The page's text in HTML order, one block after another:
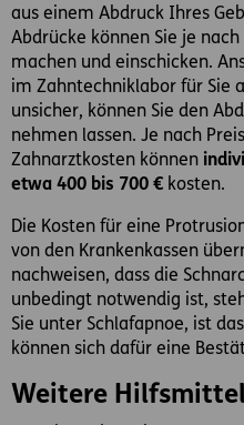
aus einem Abdruck Ihres
Abdrücke können Sie je
machen und einschicken.
im Zahntechniklabor für Sie
unsicher, können Sie den
nehmen lassen. Je nach
Zahnarztkosten können
etwa 400 bis 700 € kosten.
Die Kosten für eine
von den Krankenkassen
nachweisen, dass die
unbedingt notwendig ist,
Sie unter Schlafapnoe, ist das
können sich dafür eine
Weitere